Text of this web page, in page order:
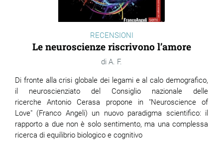
RECENSIONI
Le neuroscienze riscrivono l’amore
A. F.
Di fronte alla crisi globale dei legami e al calo demografico,
il neuroscienziato del Consiglio nazionale delle
ricerche Antonio Cerasa propone in "Neuroscience of
Love" (Franco Angeli) un nuovo paradigma scientifico: il
rapporto a due non è solo sentimento, ma una complessa
ricerca di equilibrio biologico e cognitivo